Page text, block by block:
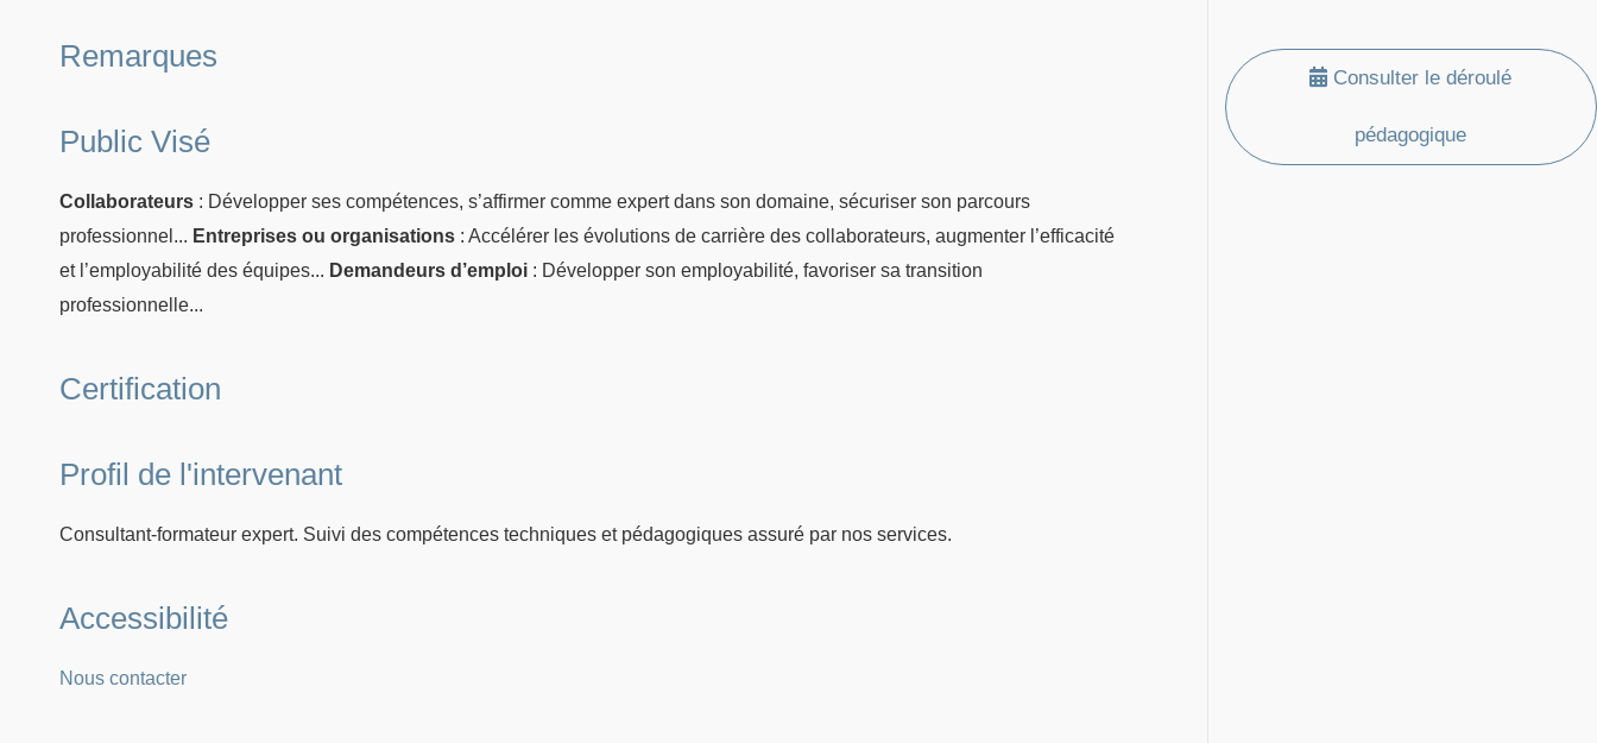
Remarques
Public Visé
Collaborateurs : Développer ses compétences, s’affirmer comme expert dans son domaine, sécuriser son parcours
professionnel... Entreprises ou organisations : Accélérer les évolutions de carrière des collaborateurs, augmenter l’efficacité
et l’employabilité des équipes... Demandeurs d’emploi : Développer son employabilité, favoriser sa transition
professionnelle...
Certification
Profil de l'intervenant
Consultant-formateur expert. Suivi des compétences techniques et pédagogiques assuré par nos services.
Accessibilité
Nous contacter
Consulter le déroulé
pédagogique